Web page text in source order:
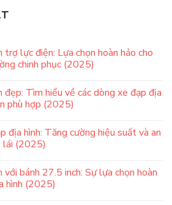
trợ lực điện: Lựa chọn hoàn hảo cho
chinh phục (2025)
đẹp: Tìm hiểu về các dòng xe đạp địa
phù hợp (2025)
địa hình: Tăng cường hiệu suất và an
lái (2025)
với bánh 27.5 inch: Sự lựa chọn hoàn
hình (2025)